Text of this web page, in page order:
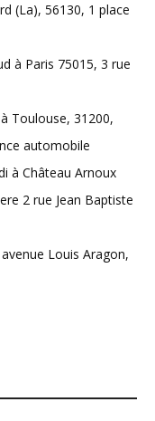
(La), 56130, 1 place
à Paris 75015, 3 rue
Toulouse, 31200,
automobile
à Château Arnoux
2 rue Jean Baptiste
Louis Aragon,